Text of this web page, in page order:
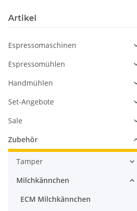
Artikel
Espressomaschinen
Espressomühlen
Handmühlen
Set-Angebote
Sale
Zubehör
Tamper
Milchkännchen
ECM Milchkännchen